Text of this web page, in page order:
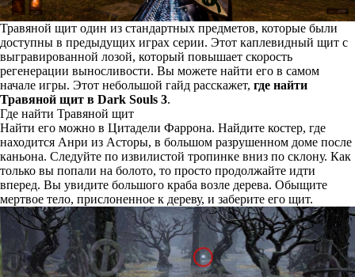
Травяной щит один из стандартных предметов, которые были
доступны в предыдущих играх серии. Этот каплевидный щит с
выгравированной лозой, который повышает скорость
регенерации выносливости. Вы можете найти его в самом
начале игры. Этот небольшой гайд расскажет, где найти
Травяной щит в Dark Souls 3.
Где найти Травяной щит
Найти его можно в Цитадели Фаррона. Найдите костер, где
находится Анри из Асторы, в большом разрушенном доме после
каньона. Следуйте по извилистой тропинке вниз по склону. Как
только вы попали на болото, то просто продолжайте идти
вперед. Вы увидите большого краба возле дерева. Обыщите
мертвое тело, прислоненное к дереву, и заберите его щит.